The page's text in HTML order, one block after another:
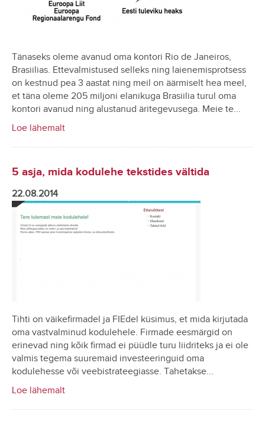
Tänaseks oleme avanud oma kontori Rio de Janeiros,
Brasiilias. Ettevalmistused selleks ning laienemisprotsess
on kestnud pea 3 aastat ning meil on äärmiselt hea meel,
et täna oleme 205 miljoni elanikuga Brasiilia turul oma
kontori avanud ning alustanud äritegevusega. Meie te...
Loe lähemalt
5 asja, mida kodulehe tekstides vältida
22.08.2014
Tihti on väikefirmadel ja FIEdel küsimus, et mida kirjutada
oma vastvalminud kodulehele. Firmade eesmärgid on
erinevad ning kõik firmad ei püüdle turu liidriteks ja ei ole
valmis tegema suuremaid investeeringuid oma
kodulehesse või veebistrateegiasse. Tahetakse...
Loe lähemalt